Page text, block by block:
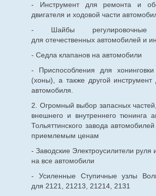
- Инструмент для ремонта и
двигателя и ходовой части
- Шайбы регулировочные
для отечественныхавтомобилей и
- Седла клапанов на автомобили
- Приспособления для
(хоны), а также другой инструмент
автомобиля.
2. Огромный выбор запасных
внешнего и внутреннего тюнинга
Тольяттинского завода
приемлемым ценам
- Заводские Электроусилители руля
на все автомобили
- Усиленные Ступичные узлы
для 2121, 21213, 21214, 2131